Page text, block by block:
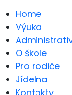
Home
Výuka
O škole
Pro rodiče
Jídelna
Kontakty